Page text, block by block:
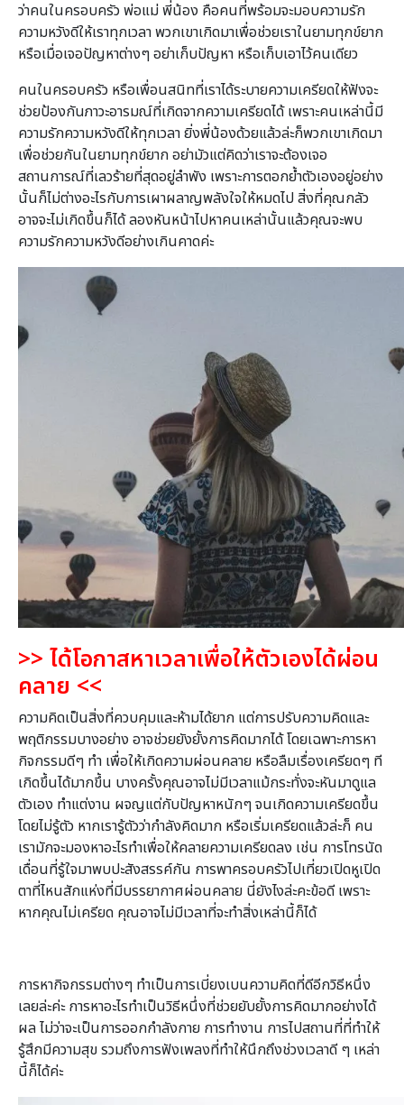
ว่าคนในครอบครัว พ่อแม่ พี่น้อง คือคนที่พร้อมจะมอบความรัก
ความหวังดีให้เราทุกเวลา พวกเขาเกิดมาเพื่อช่วยเราในยามทุกข์ยาก
หรือเมื่อเจอปัญหาต่างๆ อย่าเก็บปัญหา หรือเก็บเอาไว้คนเดียว
คนในครอบครัว หรือเพื่อนสนิทที่เราได้ระบายความเครียดให้ฟังจะ
ช่วยป้องกันภาวะอารมณ์ที่เกิดจากความเครียดได้ เพราะคนเหล่านี้มี
ความรักความหวังดีให้ทุกเวลา ยิ่งพี่น้องด้วยแล้วล่ะก็พวกเขาเกิดมา
เพื่อช่วยกันในยามทุกข์ยาก อย่ามัวแต่คิดว่าเราจะต้องเจอ
สถานการณ์ที่เลวร้ายที่สุดอยู่ลำพัง เพราะการตอกย้ำตัวเองอยู่อย่าง
นั้นก็ไม่ต่างอะไรกับการเผาผลาญพลังใจให้หมดไป สิ่งที่คุณกลัว
อาจจะไม่เกิดขึ้นก็ได้ ลองหันหน้าไปหาคนเหล่านั้นแล้วคุณจะพบ
ความรักความหวังดีอย่างเกินคาดค่ะ
>> ได้โอกาสหาเวลาเพื่อให้ตัวเองได้ผ่อน
คลาย <<
ความคิดเป็นสิ่งที่ควบคุมและห้ามได้ยาก แต่การปรับความคิดและ
พฤติกรรมบางอย่าง อาจช่วยยังยั้งการคิดมากได้ โดยเฉพาะการหา
กิจกรรมดีๆ ทำ เพื่อให้เกิดความผ่อนคลาย หรือลืมเรื่องเครียดๆ ที
เกิดขึ้นได้มากขึ้น บางครั้งคุณอาจไม่มีเวลาแม้กระทั่งจะหันมาดูแล
ตัวเอง ทำแต่งาน ผจญแต่กับปัญหาหนักๆ จนเกิดความเครียดขึ้น
โดยไม่รู้ตัว หากเรารู้ตัวว่ากำลังคิดมาก หรือเริ่มเครียดแล้วล่ะก็ คน
เรามักจะมองหาอะไรทำเพื่อให้คลายความเครียดลง เช่น การโทรนัด
เดื่อนที่รู้ใจมาพบปะสังสรรค์กัน การพาครอบครัวไปเที่ยวเปิดหูเปิด
ตาที่ไหนสักแห่งที่มีบรรยากาศผ่อนคลาย นี่ยังไงล่ะคะข้อดี เพราะ
หากคุณไม่เครียด คุณอาจไม่มีเวลาที่จะทำสิ่งเหล่านี้ก็ได้
การหากิจกรรมต่างๆ ทำเป็นการเบี่ยงเบนความคิดที่ดีอีกวิธีหนึ่ง
เลยล่ะค่ะ การหาอะไรทำเป็นวิธีหนึ่งที่ช่วยยับยั้งการคิดมากอย่างได้
ผล ไม่ว่าจะเป็นการออกกำลังกาย การทำงาน การไปสถานที่ที่ทำให้
รู้สึกมีความสุข รวมถึงการฟังเพลงที่ทำให้นึกถึงช่วงเวลาดี ๆ เหล่า
นี้ก็ได้ค่ะ